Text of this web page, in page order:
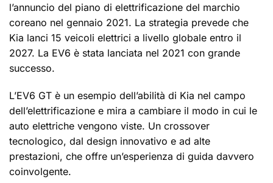
l’annuncio del piano di elettrificazione del marchio
coreano nel gennaio 2021. La strategia prevede che
Kia lanci 15 veicoli elettrici a livello globale entro il
2027. La EV6 è stata lanciata nel 2021 con grande
successo.
L’EV6 GT è un esempio dell’abilità di Kia nel campo
dell’elettrificazione e mira a cambiare il modo in cui le
auto elettriche vengono viste. Un crossover
tecnologico, dal design innovativo e ad alte
prestazioni, che offre un’esperienza di guida davvero
coinvolgente.